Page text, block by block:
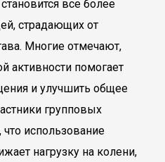
все более
страдающих от
Многие отмечают,
активности помогает
и улучшить общее
групповых
использование
нагрузку на колени,